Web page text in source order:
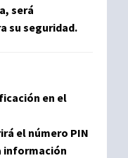
será
su seguridad.
en el
el número PIN
información